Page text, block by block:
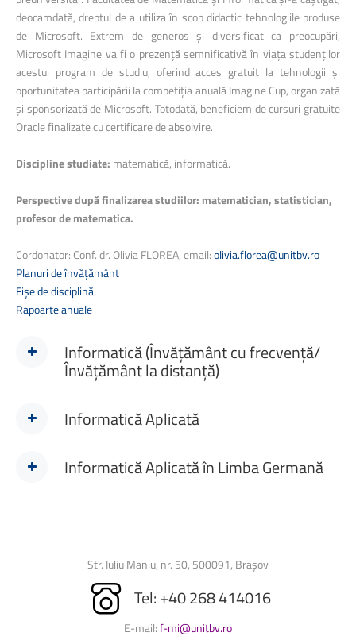
deocamdată, dreptul de a utiliza în scop didactic tehnologiile produse
de Microsoft. Extrem de generos şi diversificat ca preocupări,
Microsoft Imagine va fi o prezență semnificativă în viața studenților
acestui program de studiu, oferind acces gratuit la tehnologii şi
oportunitatea participării la competiția anuală Imagine Cup, organizată
şi sponsorizată de Microsoft. Totodată, beneficiem de cursuri gratuite
Oracle finalizate cu certificare de absolvire.
Discipline studiate: matematică, informatică.
Perspective după finalizarea studiilor: matematician, statistician,
profesor de matematica.
Cordonator: Conf. dr. Olivia FLOREA, email:olivia.florea@unitbv.ro
Planuri de învățământ
Fişe de disciplină
Rapoarte anuale
Informatică (Învățământ cu frecvență/
Învățământ la distanță)
Domeniul de licență în care se încadrează acest program de studiu
Informatică Aplicată
Informatică Aplicată în Limba Germană
Str. Iuliu Maniu, nr. 50, 500091, Brașov
Tel: +40 268 414016
E-mail:f-mi@unitbv.ro